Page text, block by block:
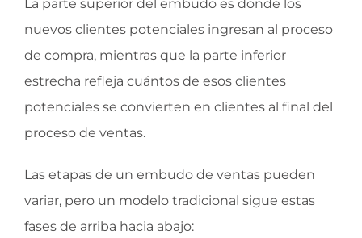
La parte superior del embudo es donde los
nuevos clientes potenciales ingresan al proceso
de compra, mientras que la parte inferior
estrecha refleja cuántos de esos clientes
potenciales se convierten en clientes al final del
proceso de ventas.
Las etapas de un embudo de ventas pueden
variar, pero un modelo tradicional sigue estas
fases de arriba hacia abajo: